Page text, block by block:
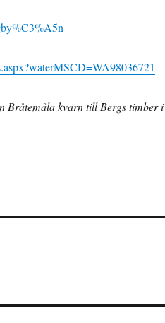
Bråtemåla kvarn till Bergs timber